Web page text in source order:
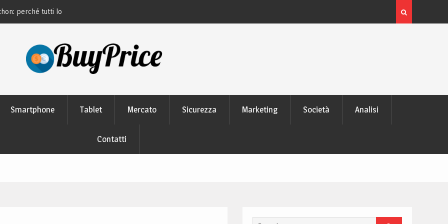
perché tutti lo
moderni
L’evoluzione delle schede video: dai pixel al Ray
moderno
Smartphone Tablet Mercato Sicurezza Marketing Società Analisi
Contatti